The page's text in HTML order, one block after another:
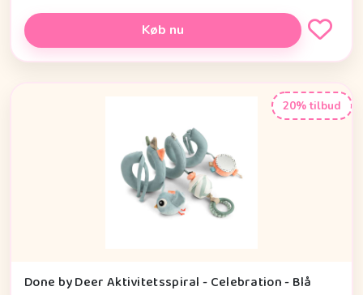
Køb nu
20% tilbud
Done by Deer Aktivitetsspiral - Celebration - Blå